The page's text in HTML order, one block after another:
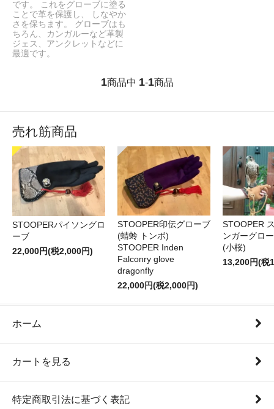
です。 これをグローブに塗る
ことで革を保護し、 しなやか
さを保ちます。 グローブはも
ちろん、カンガルーなど革製
ジェス、アンクレットなどに
最適です。
1商品中 1-1商品
売れ筋商品
STOOPERパイソングロ
ーブ
22,000円(税2,000円)
STOOPER印伝グローブ
(蜻蛉 トンボ)
STOOPER Inden
Falconry glove
dragonfly
22,000円(税2,000円)
STOOPER
ンガーグロ
(小桜)
13,200円(税
ホーム
カートを見る
特定商取引法に基づく表記